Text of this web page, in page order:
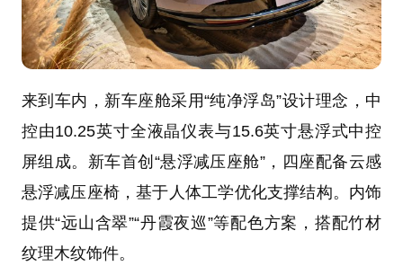
来到车内，新车座舱采用“纯净浮岛”设计理念，中
控由10.25英寸全液晶仪表与15.6英寸悬浮式中控
屏组成。新车首创“悬浮减压座舱”，四座配备云感
悬浮减压座椅，基于人体工学优化支撑结构。内饰
提供“远山含翠”“丹霞夜巡”等配色方案，搭配竹材
纹理木纹饰件。